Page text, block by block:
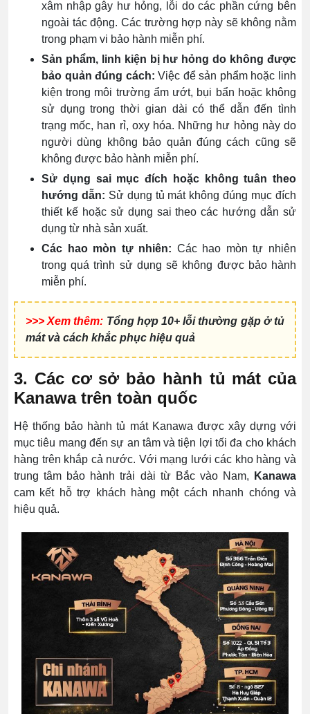
xâm nhập gây hư hỏng, lỗi do các phần cứng bên
ngoài tác động. Các trường hợp này sẽ không nằm
trong phạm vi bảo hành miễn phí.
Sản phẩm, linh kiện bị hư hỏng do không được
bảo quản đúng cách:Việc để sản phẩm hoặc linh
kiện trong môi trường ẩm ướt, bụi bẩn hoặc không
sử dụng trong thời gian dài có thể dẫn đến tình
trạng mốc, han rỉ, oxy hóa. Những hư hỏng này do
người dùng không bảo quản đúng cách cũng sẽ
không được bảo hành miễn phí.
Sử dụng sai mục đích hoặc không tuân theo
hướng dẫn: Sử dụng tủ mát không đúng mục đích
thiết kế hoặc sử dụng sai theo các hướng dẫn sử
dụng từ nhà sản xuất.
Các hao mòn tự nhiên: Các hao mòn tự nhiên
trong quá trình sử dụng sẽ không được bảo hành
miễn phí.
>>> Xem thêm: Tổng hợp 10+ lỗi thường gặp ở tủ
mát và cách khắc phục hiệu quả
3. Các cơ sở bảo hành tủ mát của
Kanawa trên toàn quốc
Hệ thống bảo hành tủ mát Kanawa được xây dựng với
mục tiêu mang đến sự an tâm và tiện lợi tối đa cho khách
hàng trên khắp cả nước. Với mạng lưới các kho hàng và
trung tâm bảo hành trải dài từ Bắc vào Nam,
Kanawa
cam kết hỗ trợ khách hàng một cách nhanh chóng và
hiệu quả.